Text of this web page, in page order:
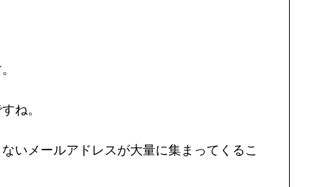
ね。
いメールアドレスが大量に集まってくるこ